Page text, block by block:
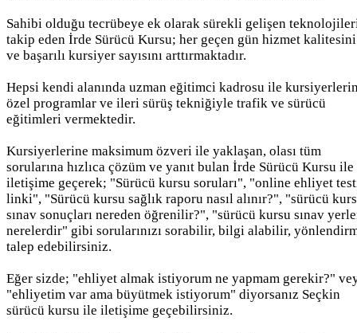
Sahibi olduğu tecrübeye ek olarak sürekli gelişen
takip eden İrde Sürücü Kursu; her geçen gün hizmet kalitesini
ve başarılı kursiyer sayısını arttırmaktadır.
Hepsi kendi alanında uzman eğitimci kadrosu ile
özel programlar ve ileri sürüş tekniğiyle trafik ve sürücü
eğitimleri vermektedir.
Kursiyerlerine maksimum özveri ile yaklaşan, olası tüm
sorularına hızlıca çözüm ve yanıt bulan İrde Sürücü Kursu ile
iletişime geçerek; "Sürücü kursu soruları", "online ehliyet
linki", "Sürücü kursu sağlık raporu nasıl alınır?", "sürücü
sınav sonuçları nereden öğrenilir?", "sürücü kursu sınav
nerelerdir" gibi sorularınızı sorabilir, bilgi alabilir,
talep edebilirsiniz.
Eğer sizde; "ehliyet almak istiyorum ne yapmam gerekir?"
"ehliyetim var ama büyütmek istiyorum" diyorsanız Seçkin
sürücü kursu ile iletişime geçebilirsiniz.